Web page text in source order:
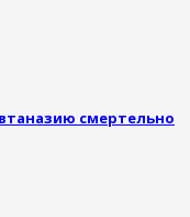
смертельно